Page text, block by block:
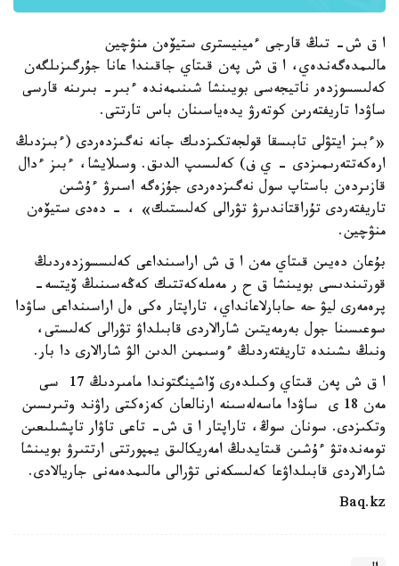
ا ق ش- تىڭ قارجى ءمينيسترى ستيۆەن منۋچين
مالىمدەگەندەي، ا ق ش پەن قىتاي جاقىندا عانا جۇرگىزىلگەن
كەلىسسوزدەر ناتيجەسى بويىنشا شىنىمەندە ءبىر- بىرىنە قارسى
ساۋدا تاريفتەرىن كوتەرۋ يدەياسىنان باس تارتتى.
«ءبىز ايتۋلى تابىسقا قولجەتكىزدىك جانە نەگىزدەردى (ءبىزدىڭ
ارەكەتتەرىمىزدى - ي ف) كەلىسىپ الدىق. وسىلايشا، ءبىز ءدال
قازىردەن باستاپ سول نەگىزدەردى جۇزەگە اسىرۋ ءۇشىن
تاريفتەردى تۇراقتاندىرۋ تۋرالى كەلىستىك» ، - دەدى ستيۆەن
منۋچين.
بۇعان دەيىن قىتاي مەن ا ق ش اراسىنداعى كەلىسسوزدەردىڭ
قورتىندىسى بويىنشا ق ح ر مەملەكەتتىك كەڭەسىنىڭ ۆيتسە-
پرەمەرى ليۋ حە حابارلاعانداي، تاراپتار ەكى ەل اراسىنداعى ساۋدا
سوعىسىنا جول بەرمەيتىن شارالاردى قابىلداۋ تۋرالى كەلىستى،
ونىڭ ىشىندە تاريفتەردىڭ ءوسىمىن الدىن الۋ شارالارى دا بار.
ا ق ش پەن قىتاي وكىلدەرى ۆاشينگتوندا مامىردىڭ 17 سى
مەن 18 ى ساۋدا ماسەلەسىنە ارنالعان كەزەكتى راۋند وتىرىسىن
وتكىزدى. سونان سوڭ، تاراپتار ا ق ش- تاعى تاۋار تاپشىلىعىن
تومەندەتۋ ءۇشىن قىتايدىڭ امەريكالىق يمپورتتى ارتتىرۋ بويىنشا
شارالاردى قابىلداۋعا كەلىسكەنى تۋرالى مالىمدەمەنى جاريالادى.
Baq.kz